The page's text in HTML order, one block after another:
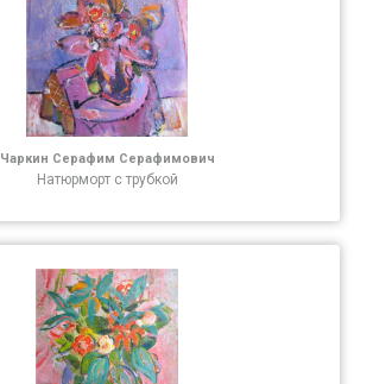
Чаркин Серафим Серафимович
Натюрморт с трубкой